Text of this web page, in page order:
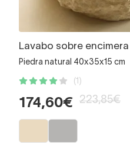
Lavabo sobre encimera
Piedra natural 40x35x15 cm
(1)
174,60€ 223,85€